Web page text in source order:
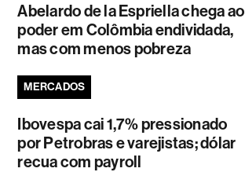
Abelardo de la Espriella chega ao
poder em Colômbia endividada,
mas com menos pobreza
MERCADOS
Ibovespa cai 1,7% pressionado
por Petrobras e varejistas; dólar
recua com payroll